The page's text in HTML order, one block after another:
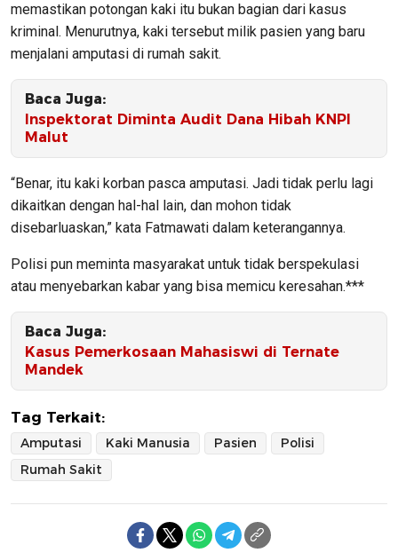
memastikan potongan kaki itu bukan bagian dari kasus
kriminal. Menurutnya, kaki tersebut milik pasien yang baru
menjalani amputasi di rumah sakit.
Baca Juga:
Inspektorat Diminta Audit Dana Hibah KNPI
Malut
“Benar, itu kaki korban pasca amputasi. Jadi tidak perlu lagi
dikaitkan dengan hal-hal lain, dan mohon tidak
disebarluaskan,” kata Fatmawati dalam keterangannya.
Polisi pun meminta masyarakat untuk tidak berspekulasi
atau menyebarkan kabar yang bisa memicu keresahan.***
Baca Juga:
Kasus Pemerkosaan Mahasiswi di Ternate
Mandek
Tag Terkait:
Amputasi Kaki Manusia Pasien
Polisi
Rumah Sakit